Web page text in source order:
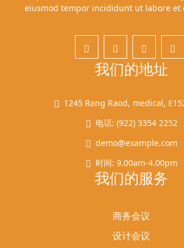
eiusmod tempor incididunt ut labore et
我们的地址
1245 Rang Raod, medical,
电话: (922) 3354 2252
demo@example.com
时间: 9.00am-4.00pm
我们的服务
商务会议
设计会议